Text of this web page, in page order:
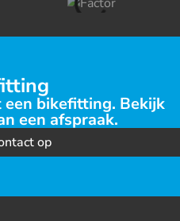
bikefitting. Bekijk
een afspraak.
op